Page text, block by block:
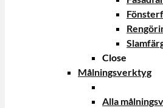
Close
Målningsverktyg
Alla